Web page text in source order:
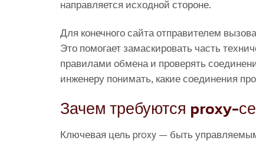
направляется исходной стороне.
Для конечного сайта отправителем
Это помогает замаскировать часть
правилами обмена и проверять
инженеру понимать, какие соединения
Зачем требуются proxy-
Ключевая цель proxy — быть